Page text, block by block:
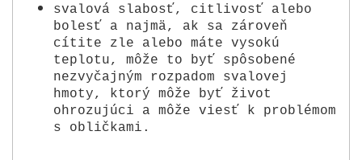
svalová slabosť, citlivosť alebo
bolesť a najmä, ak sa zároveň
cítite zle alebo máte vysokú
teplotu, môže to byť spôsobené
nezvyčajným rozpadom svalovej
hmoty, ktorý môže byť život
ohrozujúci a môže viesť k problémom
s obličkami.